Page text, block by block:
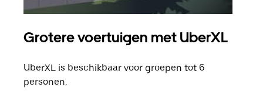
Grotere voertuigen met UberXL
UberXL is beschikbaar voor groepen tot 6
personen.